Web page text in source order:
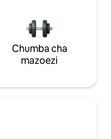
Chumba cha
mazoezi